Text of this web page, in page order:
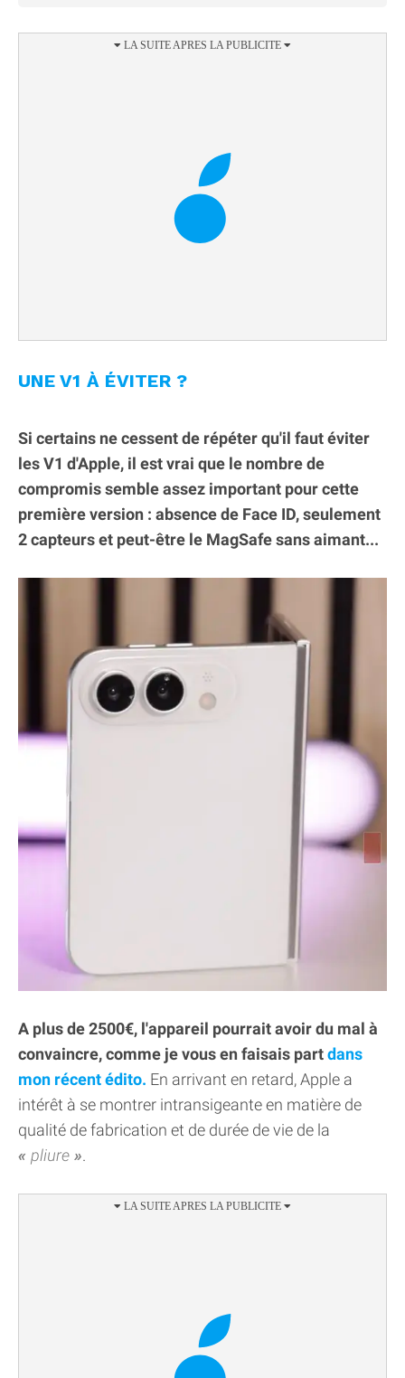
UNE V1 À ÉVITER ?
Si certains ne cessent de répéter qu'il faut éviter
les V1 d'Apple, il est vrai que le nombre de
compromis semble assez important pour cette
première version : absence de Face ID, seulement
2 capteurs et peut-être le MagSafe sans aimant...
A plus de 2500€, l'appareil pourrait avoir du mal à
convaincre, comme je vous en faisais partdans
mon récent édito. En arrivant en retard, Apple a
intérêt à se montrer intransigeante en matière de
qualité de fabrication et de durée de vie de la
pliure
.